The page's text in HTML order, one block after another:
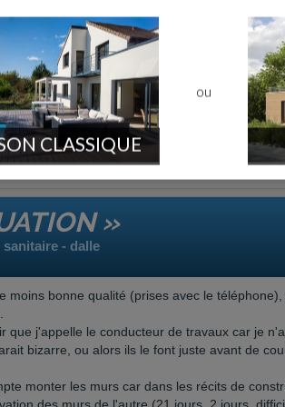
Vineuil (36)
du week-end pour présenter les travaux et
»
- dalle
moins bonne qualité (prises avec le
que j'appelle le conducteur de travaux car je
bizarre, ou alors ils le font juste avant de
monter les murs car dans les récits de
CLASSIQUE
ou